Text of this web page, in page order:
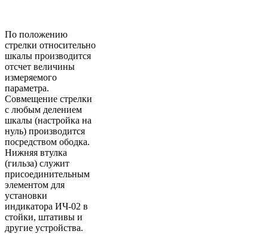
По положению
стрелки относительно
шкалы производится
отсчет величины
измеряемого
параметра.
Совмещение стрелки
с любым делением
шкалы (настройка на
нуль) производится
посредством ободка.
Нижняя втулка
(гильза) служит
присоединительным
элементом для
установки
индикатора ИЧ-02 в
стойки, штативы и
другие устройства.